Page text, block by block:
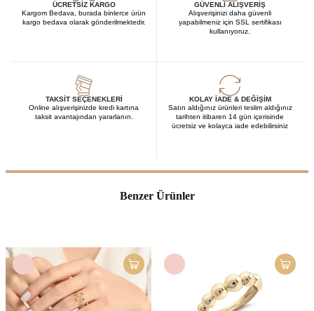
ÜCRETSIZ KARGO
Kargom Bedava, burada binlerce ürün
kargo bedava olarak gönderilmektedir.
GÜVENLI ALIŞVERIŞ
Alışverişinizi daha güvenli
yapabilmeniz için SSL sertifikası
kullanıyoruz.
TAKSIT SEÇENEKLERI
Online alışverişinizde kredi kartına
taksit avantajından yararlanın.
KOLAY İADE & DEĞIŞIM
Satın aldığınız ürünleri teslim aldığınız
tarihten itibaren 14 gün içerisinde
ücretsiz ve kolayca iade edebilirsiniz
Benzer Ürünler